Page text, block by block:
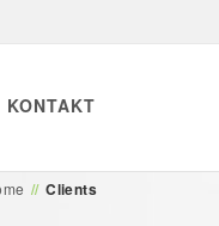
KONTAKT
// Clients